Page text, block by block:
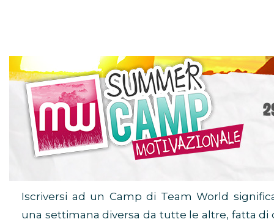
Iscriversi ad un Camp di Team World
una settimana diversa da tutte le altre, fatta di